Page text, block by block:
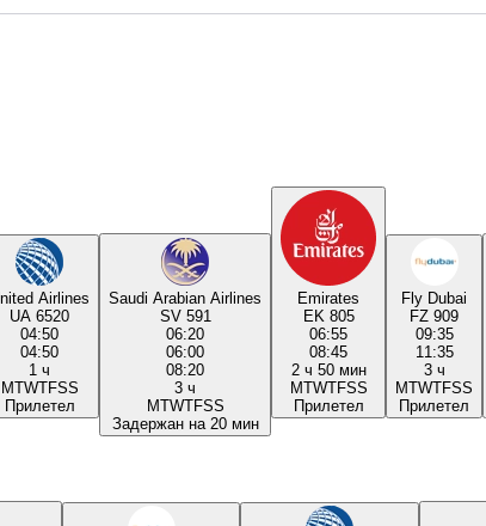
Airlines
UA 6520
04:50
04:50
1 ч
MTWTFSS
Прилетел
Saudi Arabian Airlines
SV 591
06:20
06:00
08:20
3 ч
MTWTFSS
Задержан на 20 мин
Emirates
EK 805
06:55
08:45
2 ч 50 мин
MTWTFSS
Прилетел
Fly Dubai
FZ 909
09:35
11:35
3 ч
MTWTFSS
Прилетел